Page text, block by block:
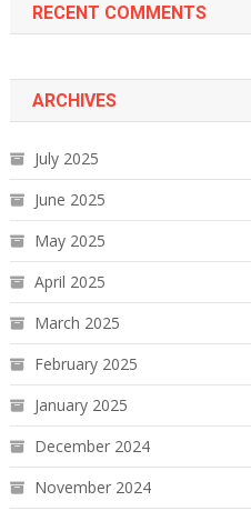
RECENT COMMENTS
ARCHIVES
July 2025
June 2025
May 2025
April 2025
March 2025
February 2025
January 2025
December 2024
November 2024